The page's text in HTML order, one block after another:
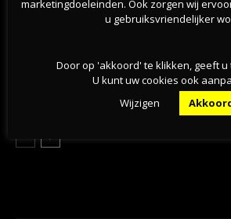
现稳步增长
旱情持续加剧，莱茵河洛比特水位创新低，
marketingdoeleinden. Ook zorgen wij
u gebruiksvriendelijker
Door op 'akkoord' te klikken, geeft u
U kunt uw cookies ook
Wijzigen